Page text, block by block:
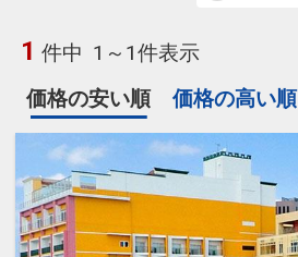
1 件中 1～1件表示
価格の安い順
価格の高い順